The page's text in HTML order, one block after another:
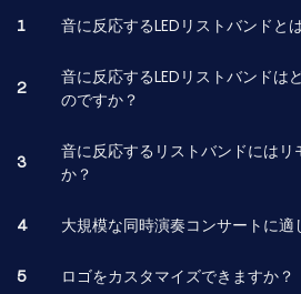
1 音に反応するLEDリストバンドと
2
音に反応するLEDリストバンドは
のですか？
3
音に反応するリストバンドにはリ
か？
4 大規模な同時演奏コンサートに適
5 ロゴをカスタマイズできますか？